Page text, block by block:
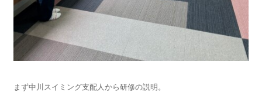
まず中川スイミング支配人から研修の説明。